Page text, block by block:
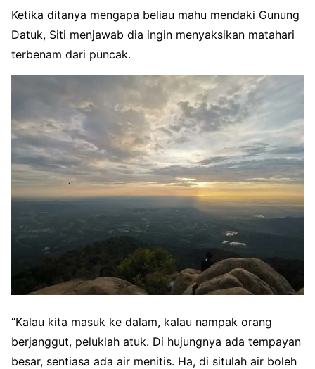
Ketika ditanya mengapa beliau mahu mendaki Gunung
Datuk, Siti menjawab dia ingin menyaksikan matahari
terbenam dari puncak.
“Kalau kita masuk ke dalam, kalau nampak orang
berjanggut, peluklah atuk. Di hujungnya ada tempayan
besar, sentiasa ada air menitis. Ha, di situlah air boleh